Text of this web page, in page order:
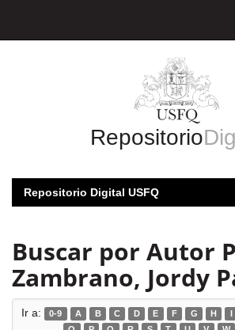
Repositorio
Repositorio Digital USFQ
Buscar por Autor
Zambrano, Jordy
Ir a: 0-9 A B C D E F G H I